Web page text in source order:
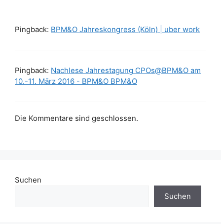
Pingback: BPM&O Jahreskongress (Köln) | uber work
Pingback: Nachlese Jahrestagung CPOs@BPM&O am
10.-11. März 2016 - BPM&O BPM&O
Die Kommentare sind geschlossen.
Suchen
Suchen